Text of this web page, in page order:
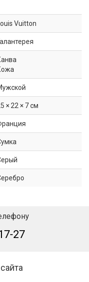
Vuitton
× 22 × 7 см
27